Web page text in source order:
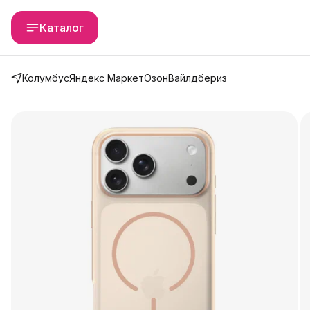
Каталог
КолумбусЯндекс МаркетОзонВайлдбериз